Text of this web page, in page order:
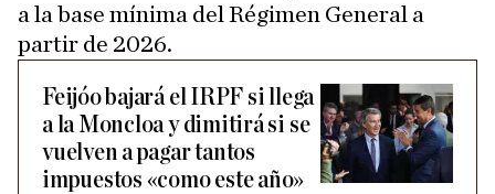
a la base mínima del Régimen General a
partir de 2026.
Feijóo bajará el IRPF si llega
a la Moncloa y dimitirá si se
vuelven a pagar tantos
impuestos «como este año»